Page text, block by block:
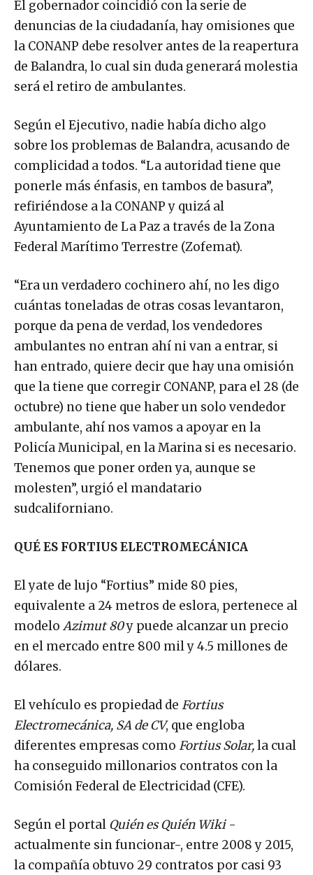
El gobernador coincidió con la serie de
denuncias de la ciudadanía, hay omisiones que
la CONANP debe resolver antes de la reapertura
de Balandra, lo cual sin duda generará molestia
será el retiro de ambulantes.
Según el Ejecutivo, nadie había dicho algo
sobre los problemas de Balandra, acusando de
complicidad a todos. “La autoridad tiene que
ponerle más énfasis, en tambos de basura”,
refiriéndose a la CONANP y quizá al
Ayuntamiento de La Paz a través de la Zona
Federal Marítimo Terrestre (Zofemat).
“Era un verdadero cochinero ahí, no les digo
cuántas toneladas de otras cosas levantaron,
porque da pena de verdad, los vendedores
ambulantes no entran ahí ni van a entrar, si
han entrado, quiere decir que hay una omisión
que la tiene que corregir CONANP, para el 28 (de
octubre) no tiene que haber un solo vendedor
ambulante, ahí nos vamos a apoyar en la
Policía Municipal, en la Marina si es necesario.
Tenemos que poner orden ya, aunque se
molesten”, urgió el mandatario
sudcaliforniano.
QUÉ ES FORTIUS ELECTROMECÁNICA
El yate de lujo “Fortius” mide 80 pies,
equivalente a 24 metros de eslora, pertenece al
modelo Azimut 80y puede alcanzar un precio
en el mercado entre 800 mil y 4.5 millones de
dólares.
El vehículo es propiedad de Fortius
Electromecánica, SA de CV, que engloba
diferentes empresas como Fortius Solar,la cual
ha conseguido millonarios contratos con la
Comisión Federal de Electricidad (CFE).
Según el portal Quién es Quién Wiki-
actualmente sin funcionar-, entre 2008 y 2015,
la compañía obtuvo 29 contratos por casi 93